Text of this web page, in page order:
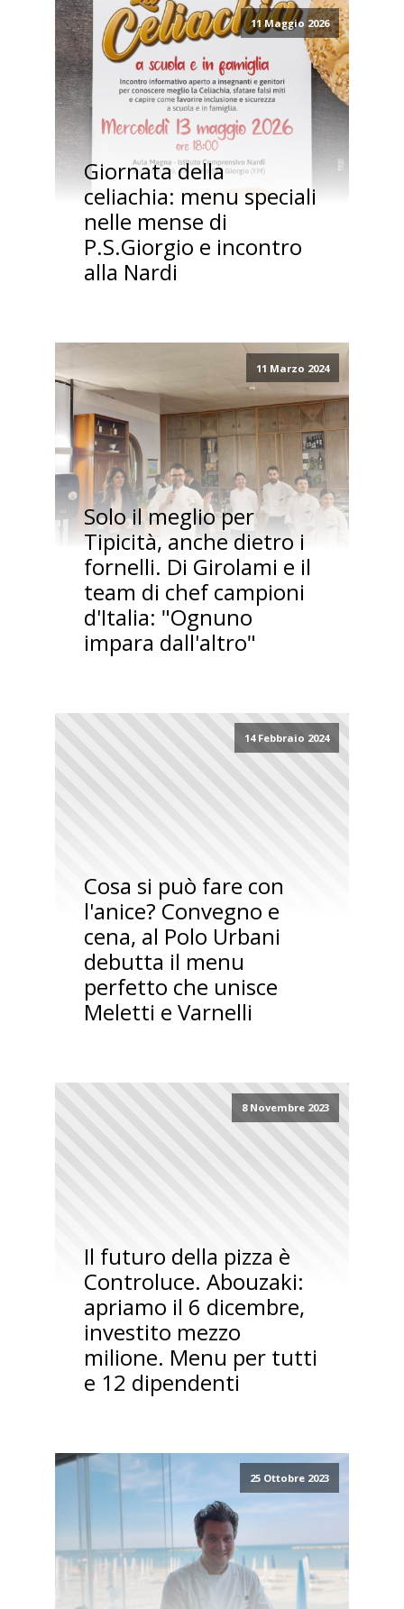
11 Maggio 2026
Giornata della
celiachia: menu speciali
nelle mense di
P.S.Giorgio e incontro
alla Nardi
11 Marzo 2024
Solo il meglio per
Tipicità, anche dietro i
fornelli. Di Girolami e il
team di chef campioni
d'Italia: "Ognuno
impara dall'altro"
14 Febbraio 2024
Cosa si può fare con
l'anice? Convegno e
cena, al Polo Urbani
debutta il menu
perfetto che unisce
Meletti e Varnelli
8 Novembre 2023
Il futuro della pizza è
Controluce. Abouzaki:
apriamo il 6 dicembre,
investito mezzo
milione. Menu per tutti
e 12 dipendenti
25 Ottobre 2023